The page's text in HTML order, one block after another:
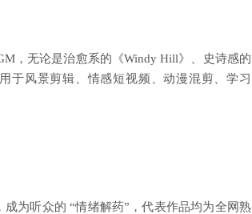
，无论是治愈系的《Windy Hill》、史诗感的
于风景剪辑、情感短视频、动漫混剪、学习
为听众的 “情绪解药”，代表作品均为全网熟